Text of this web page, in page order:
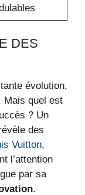
DES
évolution,
Mais quel est
? Un
des
Vuitton,
l’attention
par sa
.